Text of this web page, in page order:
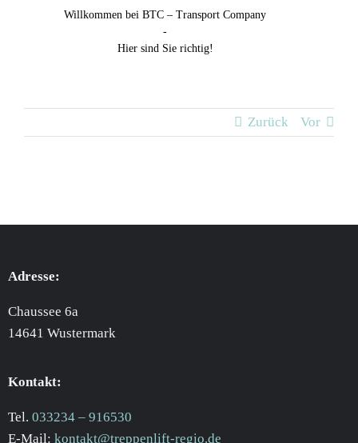
Willkommen bei BTC – Transport Company
-
Hier sind Sie richtig!
Zurück Vor
Adresse:
Chaussee 6a
14641 Wustermark
Kontakt:
Tel. 033234 – 916530
E-Mail: kontakt@treppenlift-regio.de